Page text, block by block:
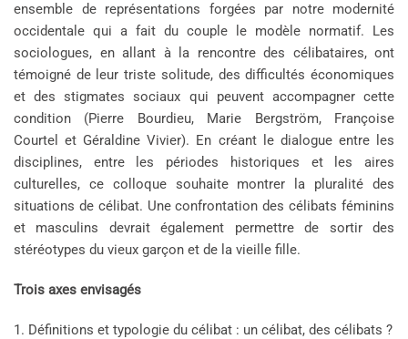
ensemble de représentations forgées par notre modernité
occidentale qui a fait du couple le modèle normatif. Les
sociologues, en allant à la rencontre des célibataires, ont
témoigné de leur triste solitude, des difficultés économiques
et des stigmates sociaux qui peuvent accompagner cette
condition (Pierre Bourdieu, Marie Bergström, Françoise
Courtel et Géraldine Vivier). En créant le dialogue entre les
disciplines, entre les périodes historiques et les aires
culturelles, ce colloque souhaite montrer la pluralité des
situations de célibat. Une confrontation des célibats féminins
et masculins devrait également permettre de sortir des
stéréotypes du vieux garçon et de la vieille fille.
Trois axes envisagés
1. Définitions et typologie du célibat : un célibat, des célibats ?